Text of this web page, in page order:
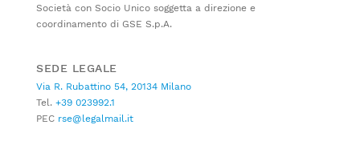
Società con Socio Unico soggetta a direzione e
coordinamento di GSE S.p.A.
SEDE LEGALE
Via R. Rubattino 54, 20134 Milano
Tel. +39 023992.1
PEC rse@legalmail.it